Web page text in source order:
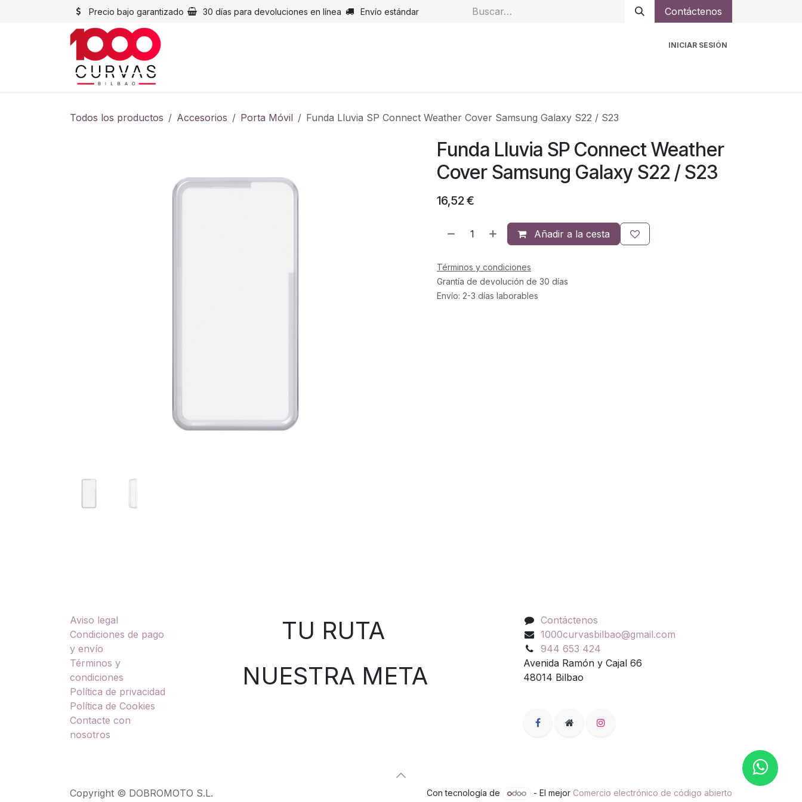
Precio bajo garantizado 30 días para devoluciones en línea Envío estándar Contáctenos
INICIAR SESIÓN
Todos los productos Accesorios Porta Móvil Funda Lluvia SP Connect Weather Cover Samsung Galaxy S22 / S23
Funda Lluvia SP Connect Weather
Cover Samsung Galaxy S22 / S23
16,52€
Añadir a la cesta
Términos y condiciones
Grantía de devolución de 30 días
Envío: 2-3 días laborables
Aviso legal
Condiciones de pago
y envío
Términos y
condiciones
Política de privacidad
Política de Cookies
Contacte con
nosotros
TU RUTA
NUESTRA META
Contáctenos
1000curvasbilbao@gmail.com
944 653 424
Avenida Ramón y Cajal 66
48014 Bilbao
Copyright © DOBROMOTO S.L. Con tecnología de - El mejor Comercio electrónico de código abierto